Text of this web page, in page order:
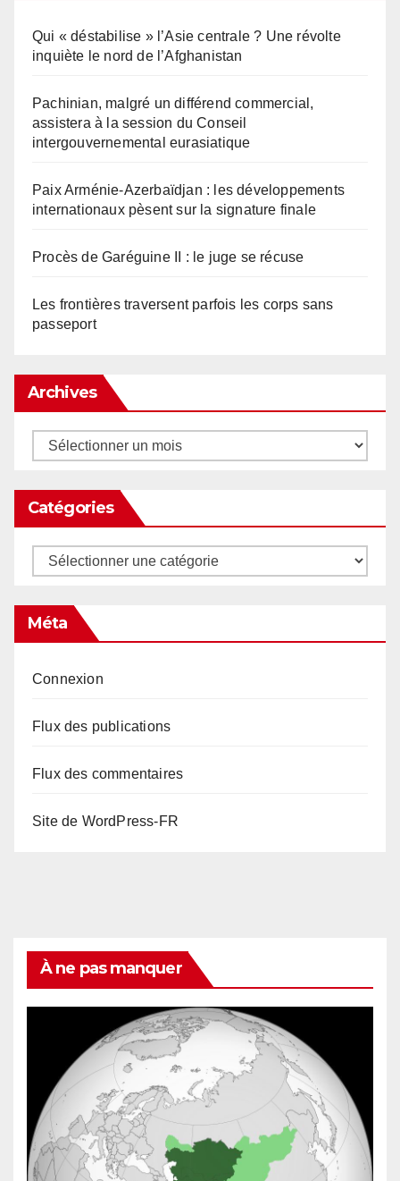
Qui « déstabilise » l’Asie centrale ? Une révolte
inquiète le nord de l’Afghanistan
Pachinian, malgré un différend commercial,
assistera à la session du Conseil
intergouvernemental eurasiatique
Paix Arménie-Azerbaïdjan : les développements
internationaux pèsent sur la signature finale
Procès de Garéguine II : le juge se récuse
Les frontières traversent parfois les corps sans
passeport
Archives
Archives
Catégories
Catégories
Méta
Connexion
Flux des publications
Flux des commentaires
Site de WordPress-FR
À ne pas manquer